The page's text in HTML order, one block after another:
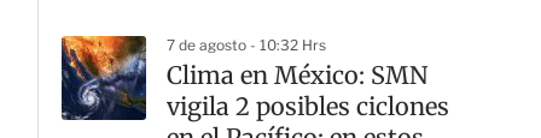
7 de agosto - 10:32 Hrs
Clima en México: SMN
vigila 2 posibles ciclones